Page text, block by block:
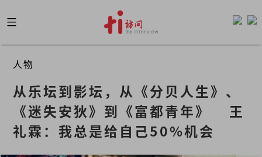
to
content
人物
从乐坛到影坛，从《分贝人生》、
《迷失安狄》到《富都青年》    王
礼霖：我总是给自己50%机会